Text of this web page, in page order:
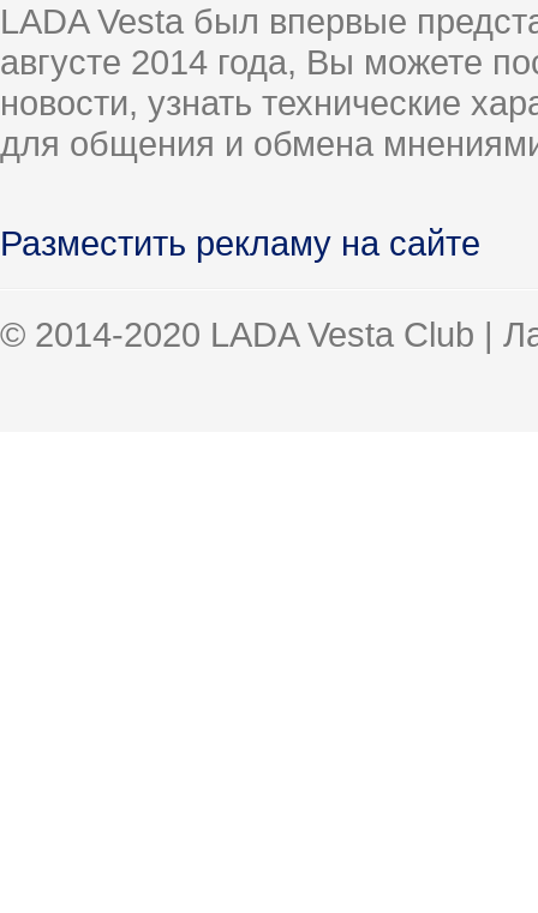
LADA Vesta был впервые
августе 2014 года, Вы можете
новости, узнать технические
для общения и обмена
Разместить рекламу на сайте
© 2014-2020 LADA Vesta Club |